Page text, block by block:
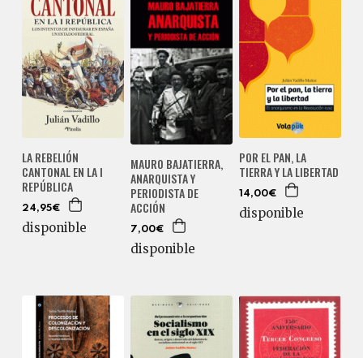
LA REBELIÓN
CANTONAL EN LA I
REPÚBLICA
24,95€
disponible
MAURO BAJATIERRA,
ANARQUISTA Y
PERIODISTA DE
ACCIÓN
7,00€
disponible
POR EL PAN, LA
TIERRA Y LA LIBERTAD
14,00€
disponible